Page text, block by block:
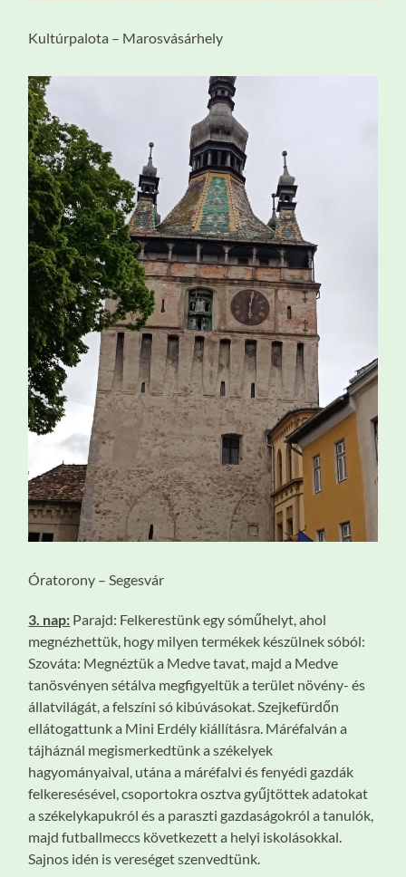
Kultúrpalota – Marosvásárhely
Óratorony – Segesvár
3. nap: Parajd: Felkerestünk egy sóműhelyt, ahol
megnézhettük, hogy milyen termékek készülnek sóból:
Szováta: Megnéztük a Medve tavat, majd a Medve
tanösvényen sétálva megfigyeltük a terület növény- és
állatvilágát, a felszíni só kibúvásokat. Szejkefürdőn
ellátogattunk a Mini Erdély kiállításra. Máréfalván a
tájháznál megismerkedtünk a székelyek
hagyományaival, utána a máréfalvi és fenyédi gazdák
felkeresésével, csoportokra osztva gyűjtöttek adatokat
a székelykapukról és a paraszti gazdaságokról a tanulók,
majd futballmeccs következett a helyi iskolásokkal.
Sajnos idén is vereséget szenvedtünk.